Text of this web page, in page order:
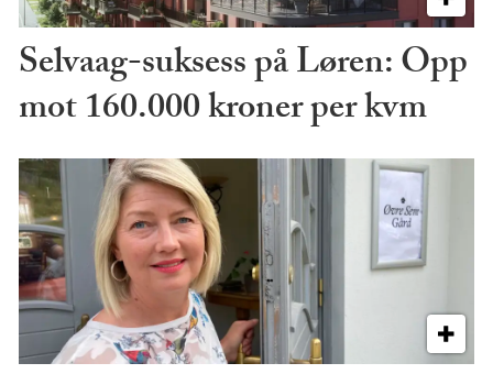
Selvaag-suksess på Løren: Opp
mot 160.000 kroner per kvm